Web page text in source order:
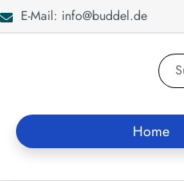
Zur Suche springen
E-Mail: info@buddel.de
Home